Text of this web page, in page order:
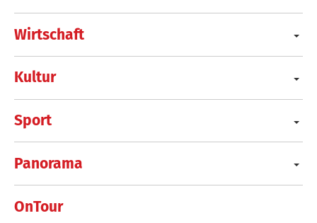
Wirtschaft
Kultur
Sport
Panorama
OnTour